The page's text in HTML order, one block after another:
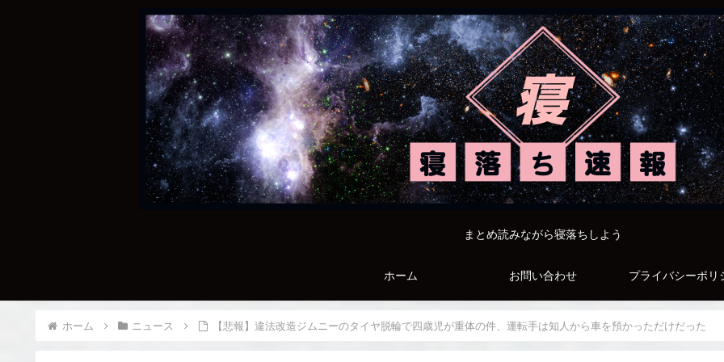
まとめ読みながら寝落ちしよう
ホーム お問い合わせ プライバシーポリ
ホーム ニュース 【悲報】違法改造ジムニーのタイヤ脱輪で四歳児が重体の件、運転手は知人から車を預かっただけだった